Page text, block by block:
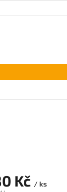
OSOBNÍCH ÚDAJŮ
Kč / ks